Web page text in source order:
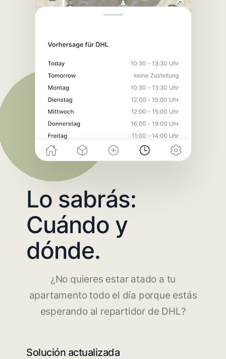
Lo sabrás:
Cuándo y
dónde.
¿No quieres estar atado a tu
apartamento todo el día porque estás
esperando al repartidor de DHL?
Solución actualizada